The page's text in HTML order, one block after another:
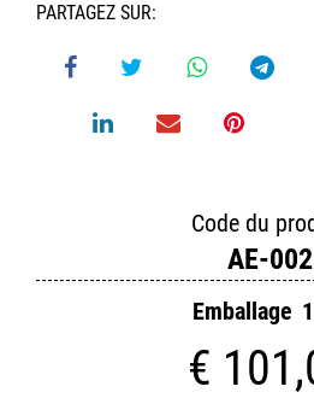
PARTAGEZ SUR:
Code du
AE-002
Emballage
€